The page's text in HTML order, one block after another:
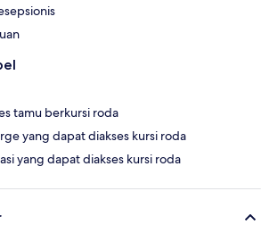
tamu berkursi roda
yang dapat diakses kursi roda
yang dapat diakses kursi roda